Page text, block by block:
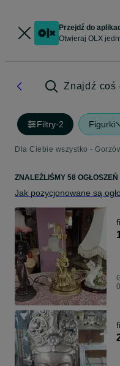
Przejdź do
Otwieraj OLX
Znajdź coś
Filtry·2 Figurki
ZNALEŹLIŚMY 58 OGŁOSZEŃ
Jak pozycjonowane są